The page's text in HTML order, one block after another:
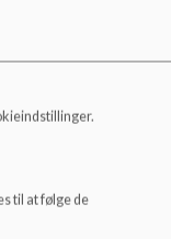
til at følge de